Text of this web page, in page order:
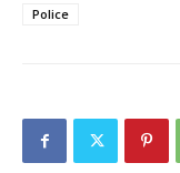
Police